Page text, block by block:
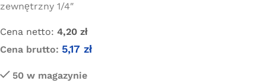
zewnętrzny 1/4″
Cena netto: 4,20 zł
Cena brutto: 5,17 zł
50 w magazynie